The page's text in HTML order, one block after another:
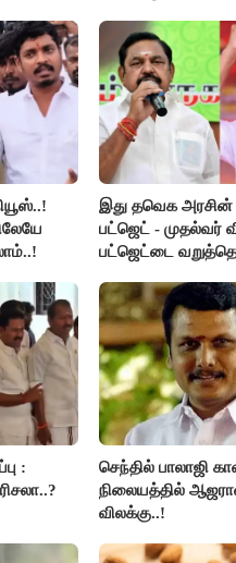
இது தவெக
பட்ஜெட் - முதல்வர்
பட்ஜெட்டை
:
செந்தில் பாலாஜி
நிலையத்தில்
விலக்கு..!